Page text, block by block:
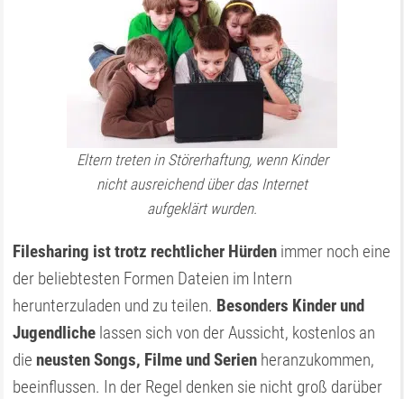
Eltern treten in Störerhaftung, wenn Kinder
nicht ausreichend über das Internet
aufgeklärt wurden.
Filesharing ist trotz rechtlicher Hürden immer noch eine
der beliebtesten Formen Dateien im Intern
herunterzuladen und zu teilen. Besonders Kinder und
Jugendliche lassen sich von der Aussicht, kostenlos an
die neusten Songs, Filme und Serien heranzukommen,
beeinflussen. In der Regel denken sie nicht groß darüber